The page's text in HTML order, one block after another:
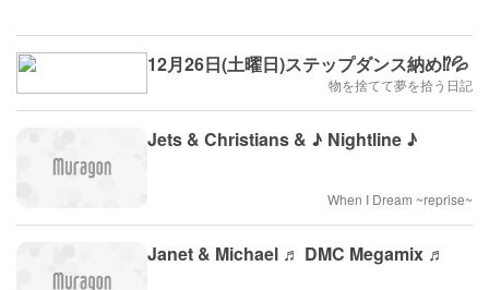
12月26日(土曜日)ステップダンス納め⁉️💦
物を捨てて夢を拾う日記
Jets & Christians & ♪ Nightline ♪
When I Dream ~reprise~
Janet & Michael ♬ DMC Megamix ♬